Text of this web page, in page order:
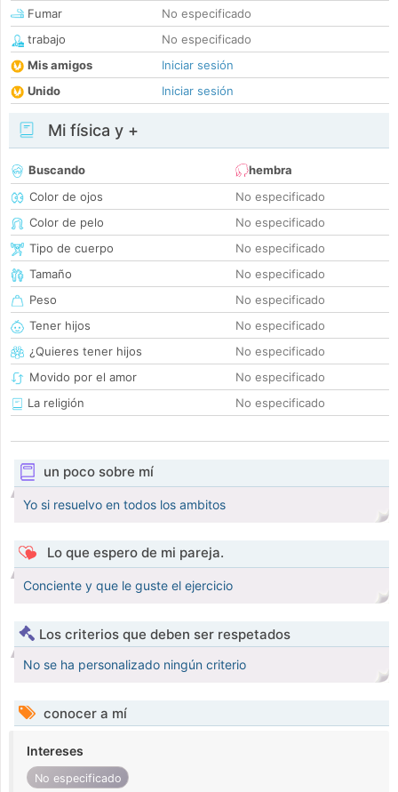
Fumar
No especificado
trabajo
No especificado
Mis amigos
Iniciar sesión
Unido
Iniciar sesión
Mi física y +
Buscando
hembra
Color de ojos
No especificado
Color de pelo
No especificado
Tipo de cuerpo
No especificado
Tamaño
No especificado
Peso
No especificado
Tener hijos
No especificado
¿Quieres tener hijos
No especificado
Movido por el amor
No especificado
La religión
No especificado
un poco sobre mí
Yo si resuelvo en todos los ambitos
Lo que espero de mi pareja.
Conciente y que le guste el ejercicio
Los criterios que deben ser respetados
No se ha personalizado ningún criterio
conocer a mí
Intereses
No especificado